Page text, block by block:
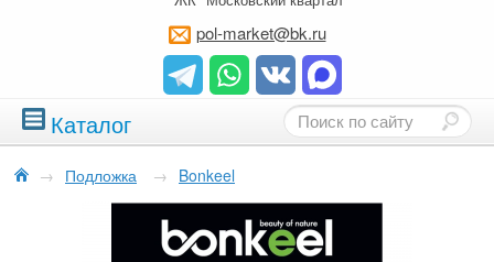
pol-market@bk.ru
Каталог
→ Подложка → Bonkeel